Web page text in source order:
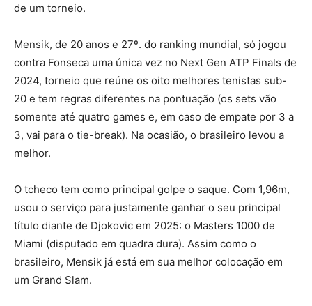
de um torneio.
Mensik, de 20 anos e 27º. do ranking mundial, só jogou
contra Fonseca uma única vez no Next Gen ATP Finals de
2024, torneio que reúne os oito melhores tenistas sub-
20 e tem regras diferentes na pontuação (os sets vão
somente até quatro games e, em caso de empate por 3 a
3, vai para o tie-break). Na ocasião, o brasileiro levou a
melhor.
O tcheco tem como principal golpe o saque. Com 1,96m,
usou o serviço para justamente ganhar o seu principal
título diante de Djokovic em 2025: o Masters 1000 de
Miami (disputado em quadra dura). Assim como o
brasileiro, Mensik já está em sua melhor colocação em
um Grand Slam.